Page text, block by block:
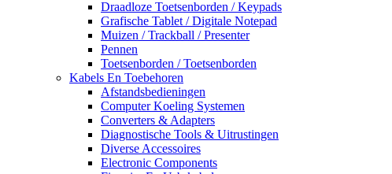
Draadloze Toetsenborden / Keypads
Grafische Tablet / Digitale Notepad
Muizen / Trackball / Presenter
Pennen
Toetsenborden / Toetsenborden
Kabels En Toebehoren
Afstandsbedieningen
Computer Koeling Systemen
Converters & Adapters
Diagnostische Tools & Uitrustingen
Diverse Accessoires
Electronic Components